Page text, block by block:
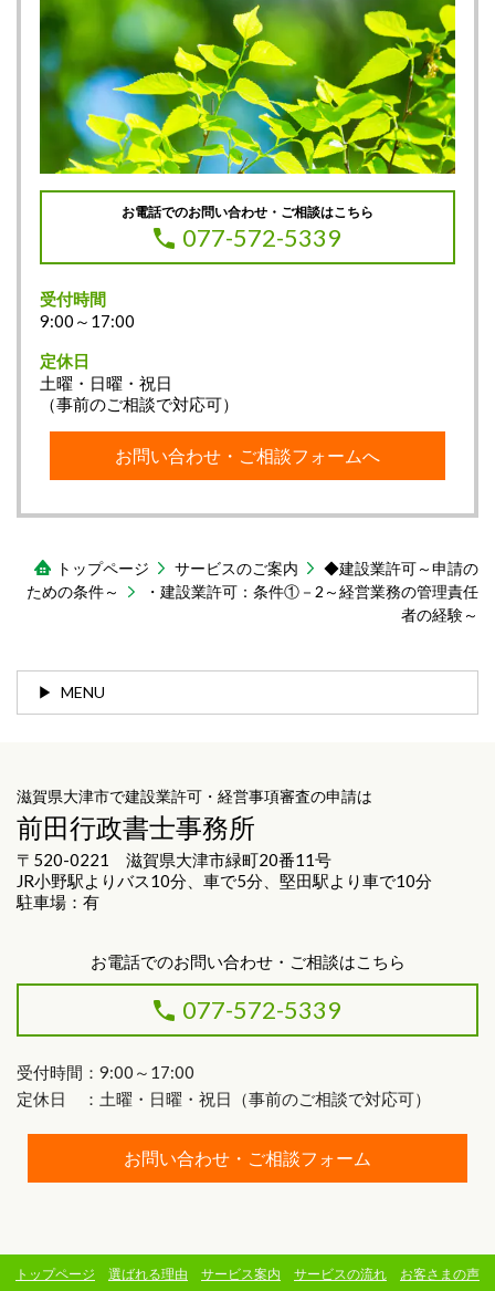
お電話でのお問い合わせ・ご相談はこちら
077-572-5339
受付時間
9:00～17:00
定休日
土曜・日曜・祝日
（事前のご相談で対応可）
お問い合わせ・ご相談フォームへ
トップページ サービスのご案内
◆建設業許可～申請の
ための条件～
・建設業許可：条件①－2～経営業務の管理責任
者の経験～
MENU
滋賀県大津市で建設業許可・経営事項審査の申請は
前田行政書士事務所
〒520-0221 滋賀県大津市緑町20番11号
JR小野駅よりバス10分、車で5分、堅田駅より車で10分
駐車場：有
お電話でのお問い合わせ・ご相談はこちら
077-572-5339
受付時間：9:00～17:00
定休日 ：土曜・日曜・祝日（事前のご相談で対応可）
お問い合わせ・ご相談フォーム
トップページ 選ばれる理由 サービス案内 サービスの流れ お客さまの声